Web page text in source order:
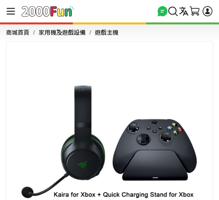
商城首頁 家用機及遊戲設備 遊戲主機